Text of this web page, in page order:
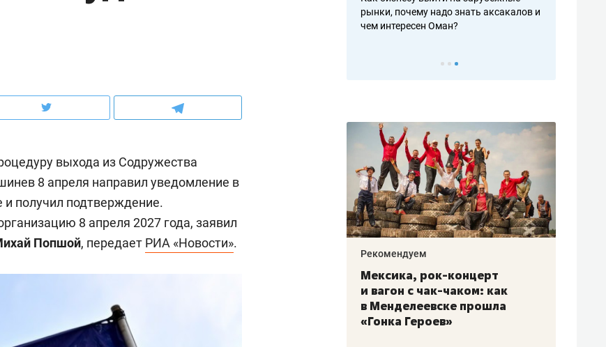
выхода из Содружества
8 апреля направил уведомление в
получил подтверждение.
8 апреля 2027 года, заявил
Попшой, передает РИА «Новости».
рынки, почему надо знать аксакалов и
чем интересен Оман?
до квартиры и Face
Рекомендуем Рекомендуем
Мексика, рок-концерт
и вагон с чак-чаком: как
в Менделеевске прошла
«Гонка Героев»